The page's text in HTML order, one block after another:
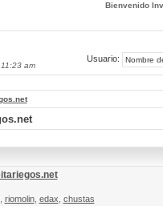
Bienvenido
am
Usuario:
riomolin, edax chustas